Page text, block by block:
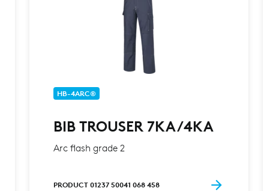
HB-4ARC®
BIB TROUSER 7KA/4KA
Arc flash grade 2
PRODUCT 01237 50041 068 458